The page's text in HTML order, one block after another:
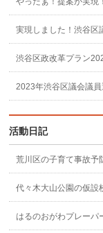
実現しました！渋谷区
渋谷区政改革プラン
2023年渋谷区議会議
活動日記
荒川区の子育て事故予
代々木大山公園の仮設
はるのおがわプレーパ